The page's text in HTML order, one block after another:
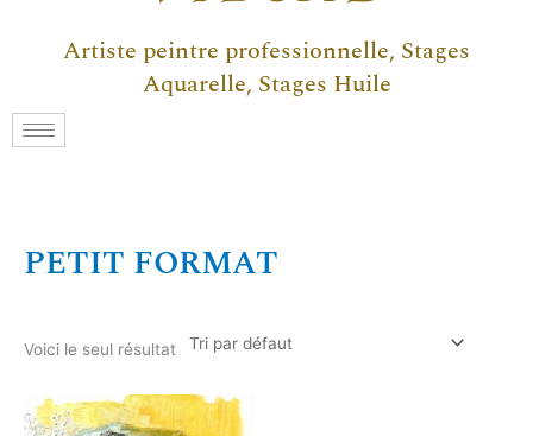
Artiste peintre professionnelle, Stages
Aquarelle, Stages Huile
PETIT FORMAT
Voici le seul résultat